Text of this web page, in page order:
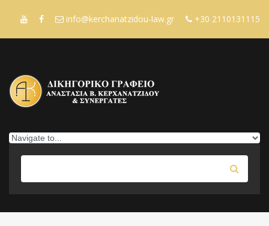
info@kerchanatzidou-law.gr
+30 2110131115
ΦΟΡΜΑ ΑΝΑΖΗΤΗΣΗΣ